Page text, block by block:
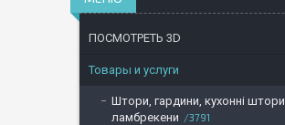
ПОСМОТРЕТЬ 3D
Товары и услуги
Штори, гардини, кухонні
ламбрекени
3791